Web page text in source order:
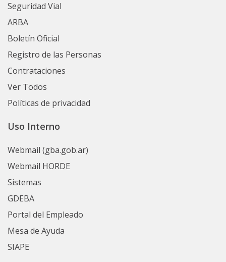
Seguridad Vial
ARBA
Boletín Oficial
Registro de las Personas
Contrataciones
Ver Todos
Políticas de privacidad
Uso Interno
Webmail (gba.gob.ar)
Webmail HORDE
Sistemas
GDEBA
Portal del Empleado
Mesa de Ayuda
SIAPE